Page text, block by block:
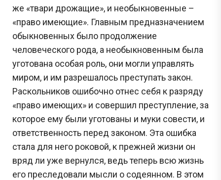
же «твари дрожащие», и необыкновенные –
«право имеющие». Главным предназначением
обыкновенных было продолжение
человеческого рода, а необыкновенным была
уготована особая роль, они могли управлять
миром, и им разрешалось преступать закон.
Раскольников ошибочно отнес себя к разряду
«право имеющих» и совершил преступление, за
которое ему были уготованы и муки совести, и
ответственность перед законом. Эта ошибка
стала для него роковой, к прежней жизни он
вряд ли уже вернулся, ведь теперь всю жизнь
его преследовали мысли о содеянном. В этом